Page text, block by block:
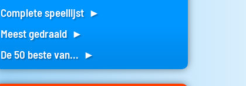
Complete speellijst ►
Meest gedraaid ►
De 50 beste van... ►